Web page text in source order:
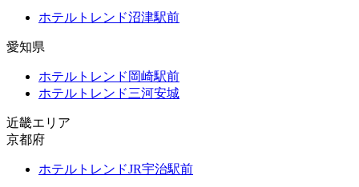
ホテルトレンド沼津駅前
愛知県
ホテルトレンド岡崎駅前
ホテルトレンド三河安城
近畿エリア
京都府
ホテルトレンドJR宇治駅前